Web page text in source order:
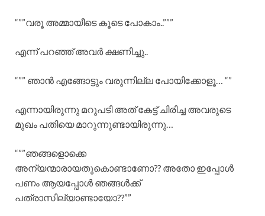
“””വരൂ അമ്മായീടെ കൂടെ പോകാം..”””
എന്ന് പറഞ്ഞ് അവർ ക്ഷണിച്ചു..
“”” ഞാൻ എങ്ങോട്ടും വരുന്നില്ല പോയിക്കോളൂ… “”
എന്നായിരുന്നു മറുപടി അത് കേട്ട് ചിരിച്ച അവരുടെ
മുഖം പതിയെ മാറുന്നുണ്ടായിരുന്നു…
“””ഞങ്ങളൊക്കെ
അന്യന്മാരായതുകൊണ്ടാണോ?? അതോ ഇപ്പോൾ
പണം ആയപ്പോൾ ഞങ്ങൾക്ക്
പത്രാസില്യാണ്ടായോ??””